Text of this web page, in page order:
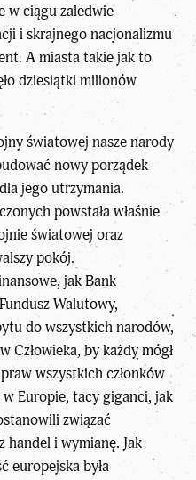
w ciągu zaledwie
i skrajnego nacjonalizmu
A miasta takie jak to
dziesiątki milionów
światowej nasze narody
nowy porządek
jego utrzymania.
powstała właśnie
światowej oraz
pokój.
jak Bank
Walutowy,
do wszystkich narodów,
Człowieka, by każdy mógł
wszystkich członków
w Europie, tacy giganci, jak
związać
i wymianę. Jak
europejska była